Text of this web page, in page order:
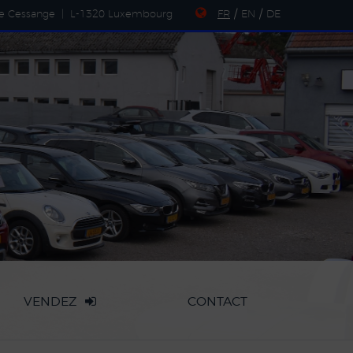
Cessange L-1320 Luxembourg FR / EN / DE
VENDEZ CONTACT